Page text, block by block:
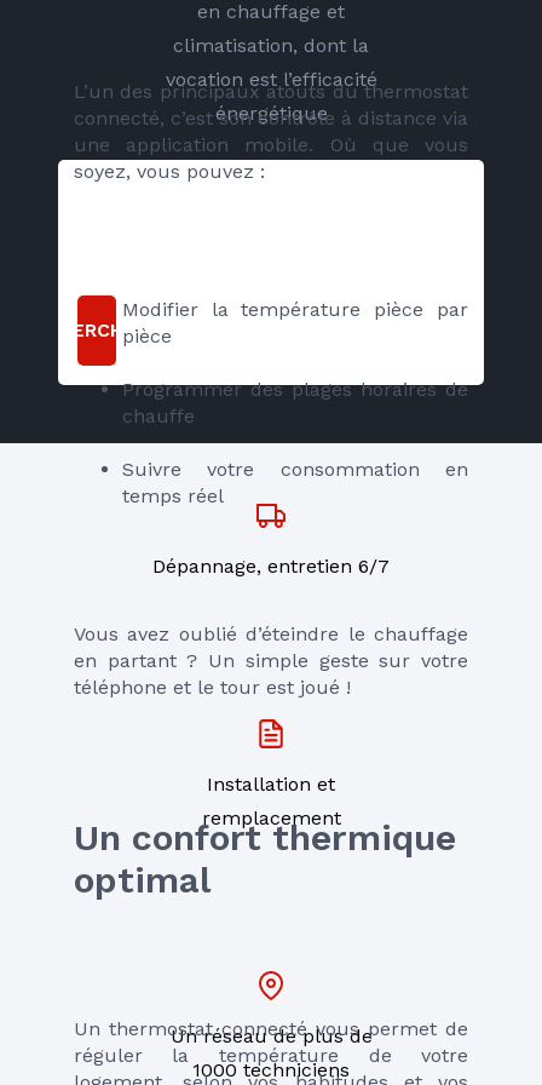
L’un des principaux atouts du thermostat
connecté, c’est son contrôle à distance via
une application mobile. Où que vous
soyez, vous pouvez :
Modifier la température pièce par
pièce
Programmer des plages horaires de
chauffe
Suivre votre consommation en
temps réel
Vous avez oublié d’éteindre le chauffage
en partant ? Un simple geste sur votre
téléphone et le tour est joué !
Un confort thermique
optimal
Un thermostat connecté vous permet de
réguler la température de votre
en chauffage et
climatisation, dont la
vocation est l’efficacité
énergétique
RECHERCHER
Dépannage, entretien 6/7
Installation et
remplacement
Un réseau de plus de
1000 techniciens